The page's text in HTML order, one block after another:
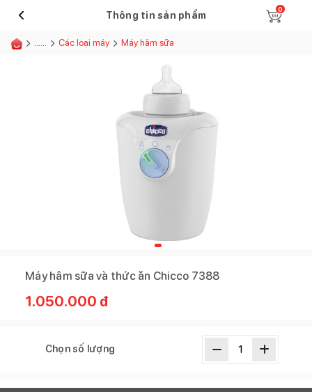
Thông tin sản phẩm
0
...... Các loại máy Máy hâm sữa
Máy hâm sữa và thức ăn Chicco 7388
1.050.000 đ
Chọn số lượng